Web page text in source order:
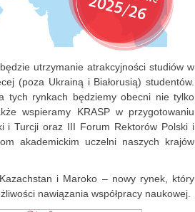
utrzymanie atrakcyjności studiów w
(poza Ukrainą i Białorusią) studentów.
tych rynkach będziemy obecni nie tylko
wspieramy KRASP w przygotowaniu
i Turcji oraz III Forum Rektorów Polski i
akademickim uczelni naszych krajów
i Maroko – nowy rynek, który
nawiązania współpracy naukowej.